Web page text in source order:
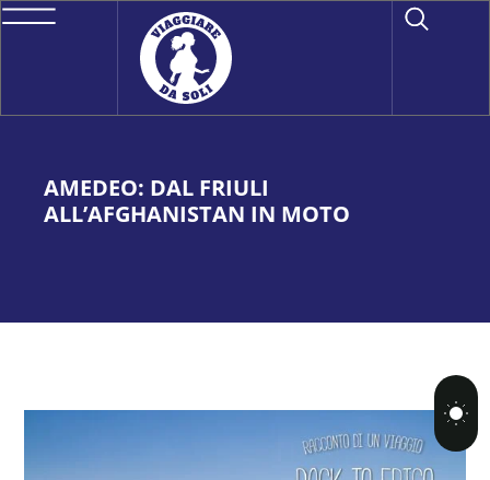
AMEDEO: DAL FRIULI
ALL’AFGHANISTAN IN MOTO